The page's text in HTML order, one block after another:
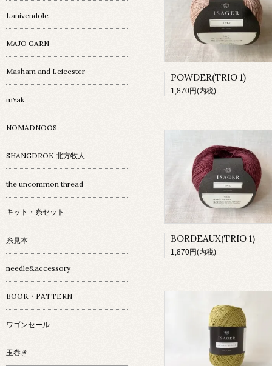
POWDER(TRIO 1)
1,870円(内税)
BORDEAUX(TRIO 1)
1,870円(内税)
Lanivendole
MAJO GARN
Masham and Leicester
mYak
NOMADNOOS
SHANGDROK 北方牧人
the uncommon thread
キット・糸セット
糸見本
needle&accessory
BOOK・PATTERN
ワゴンセール
玉巻き